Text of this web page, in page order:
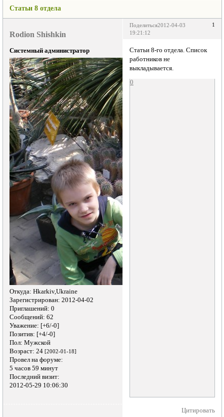
Статьи 8 отдела
Поделиться 1
2012-04-03
19:21:12
Rodion Shishkin
Системный администратор
Откуда: Hkarkiv,Ukraine
Зарегистрирован: 2012-04-02
Приглашений: 0
Сообщений: 62
Уважение: [+6/-0]
Позитив: [+4/-0]
Пол: Мужской
Возраст: 24 [2002-01-18]
Провел на форуме:
5 часов 59 минут
Последний визит:
2012-05-29 10:06:30
Статьи 8-го отдела. Список
работников не
выкладывается.
0
Цитировать